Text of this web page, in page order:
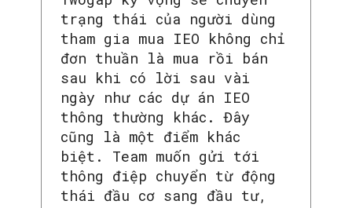
trạng thái của người dùng
tham gia mua IEO không chỉ
đơn thuần là mua rồi bán
sau khi có lời sau vài
ngày như các dự án IEO
thông thường khác. Đây
cũng là một điểm khác
biệt. Team muốn gửi tới
thông điệp chuyển từ động
thái đầu cơ sang đầu tư,